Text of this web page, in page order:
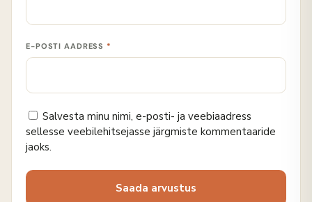
E-POSTI AADRESS *
Salvesta minu nimi, e-posti- ja veebiaadress
sellesse veebilehitsejasse järgmiste kommentaaride
jaoks.